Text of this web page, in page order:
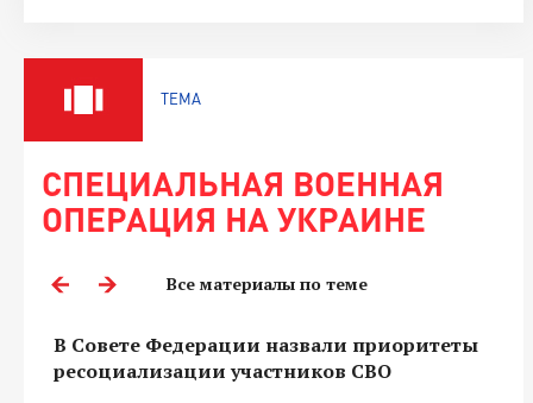
ТЕМА
СПЕЦИАЛЬНАЯ ВОЕННАЯ
ОПЕРАЦИЯ НА УКРАИНЕ
Все материалы по теме
В Совете Федерации назвали приоритеты
ресоциализации участников СВО